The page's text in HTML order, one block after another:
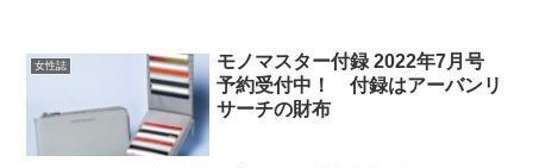
女性誌
モノマスター付録 2022年7月号
予約受付中！ 付録はアーバンリ
サーチの財布